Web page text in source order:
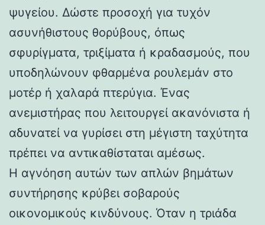
ψυγείου. Δώστε προσοχή για τυχόν
ασυνήθιστους θορύβους, όπως
σφυρίγματα, τριξίματα ή κραδασμούς, που
υποδηλώνουν φθαρμένα ρουλεμάν στο
μοτέρ ή χαλαρά πτερύγια. Ένας
ανεμιστήρας που λειτουργεί ακανόνιστα ή
αδυνατεί να γυρίσει στη μέγιστη ταχύτητα
πρέπει να αντικαθίσταται αμέσως.
Η αγνόηση αυτών των απλών βημάτων
συντήρησης κρύβει σοβαρούς
οικονομικούς κινδύνους. Όταν η τριάδα